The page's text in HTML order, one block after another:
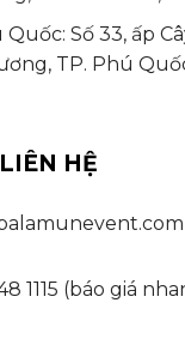
Số 33, ấp
TP. Phú
HỆ
1115 (báo giá